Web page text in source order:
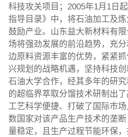
科技攻关项目；2005年1月1日
指导目录》中，将石油加工及
鼓励产业。山东益大新材料有
场将强劲发展的前沿趋势，充
边原料资源丰富的优势，紧紧
兴规划的战略机遇，坚持科技
石油大学合作，经其多年的研
的超临界萃取分馏技术研制出
工艺科学便捷、打破了国际市
数国家对该产品生产技术的垄
量稳定，且生产过程节能环保